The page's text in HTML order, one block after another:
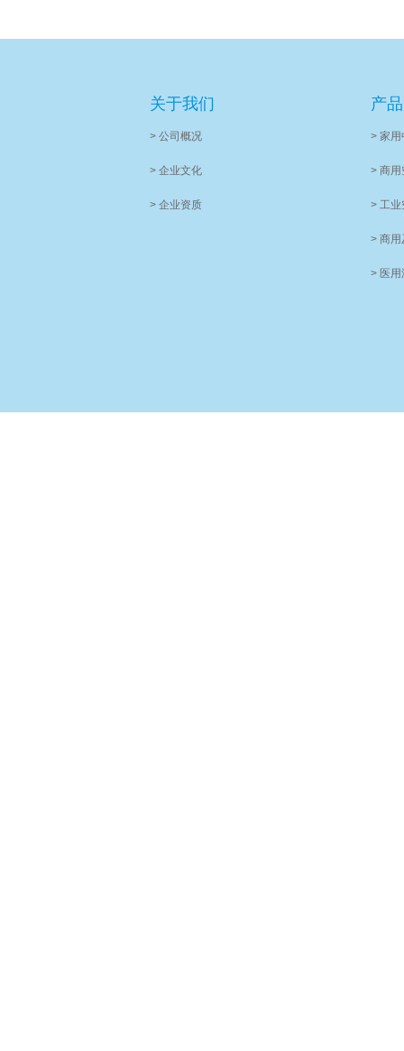
关于我们
> 公司概况
> 企业文化
> 企业资质
产
> 家用
> 商用
> 工业
> 商用
> 医用